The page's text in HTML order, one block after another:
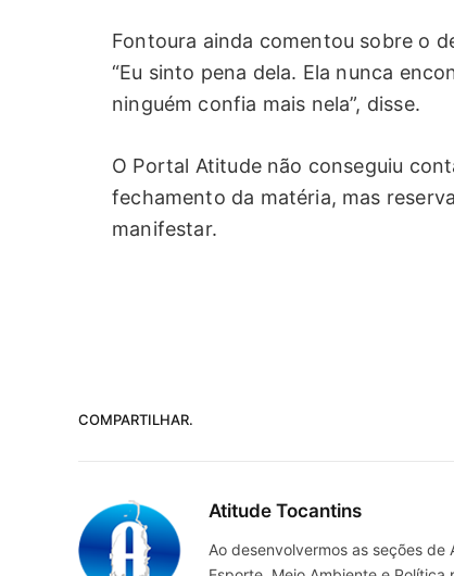
Fontoura ainda comentou sobre o
“Eu sinto pena dela. Ela nunca
ninguém confia mais nela”, disse.
O Portal Atitude não conseguiu
fechamento da matéria, mas
manifestar.
COMPARTILHAR.
Atitude Tocantins
Ao desenvolvermos as seções